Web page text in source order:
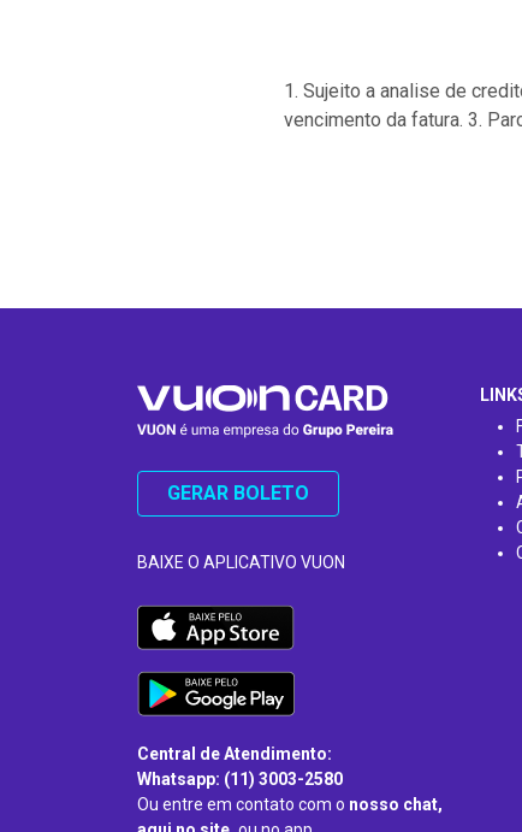
1. Sujeito a analise de
vencimento da fatura. 3.
GERAR BOLETO
BAIXE O APLICATIVO VUON
Central de Atendimento:
Whatsapp: (11) 3003-2580
Ou entre em contato com o nosso chat,